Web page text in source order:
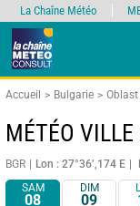
Accueil Bulgarie
MÉTÉO VILLE
BGR Lon : 27°36’,174 E
SAM
08
DIM
09
La Chaîne Météo